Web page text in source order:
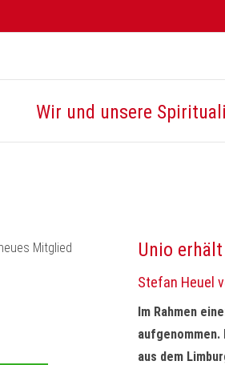
Wir und unsere
Unio
Stefan Heuel
Im Rahmen
aus dem